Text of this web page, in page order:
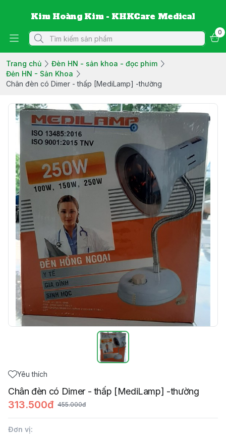
Kim Hoàng Kim - KHKCare Medical
0
Trang chủ
Đèn HN - sản khoa - đọc phim
Đẻn HN - Sản Khoa
Chân đèn có Dimer - thấp [MediLamp] -thường
Yêu thích
Chân đèn có Dimer - thấp [MediLamp] -thường
313.500đ 455.000đ
Đơn vị: